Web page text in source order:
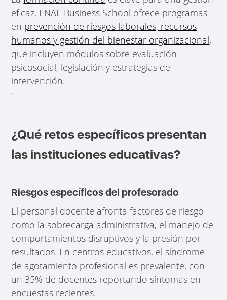
eficaz. ENAE Business School ofrece programas
en prevención de riesgos laborales, recursos
humanos y gestión del bienestar organizacional,
que incluyen módulos sobre evaluación
psicosocial, legislación y estrategias de
intervención.
¿Qué retos específicos presentan
las instituciones educativas?
Riesgos específicos del profesorado
El personal docente afronta factores de riesgo
como la sobrecarga administrativa, el manejo de
comportamientos disruptivos y la presión por
resultados. En centros educativos, el síndrome
de agotamiento profesional es prevalente, con
un 35% de docentes reportando síntomas en
encuestas recientes.